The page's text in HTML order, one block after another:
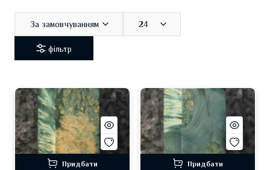
За замовчуванням 24
фільтр
Придбати Придбати